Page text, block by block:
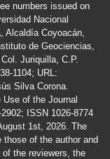
numbers issued on
Nacional
Alcaldía Coyoacán,
de Geociencias,
Juriquilla, C.P.
1104; URL:
Silva Corona.
of the Journal
2902; ISSN 1026-8774
1st, 2026. The
of the author and
the reviewers, the